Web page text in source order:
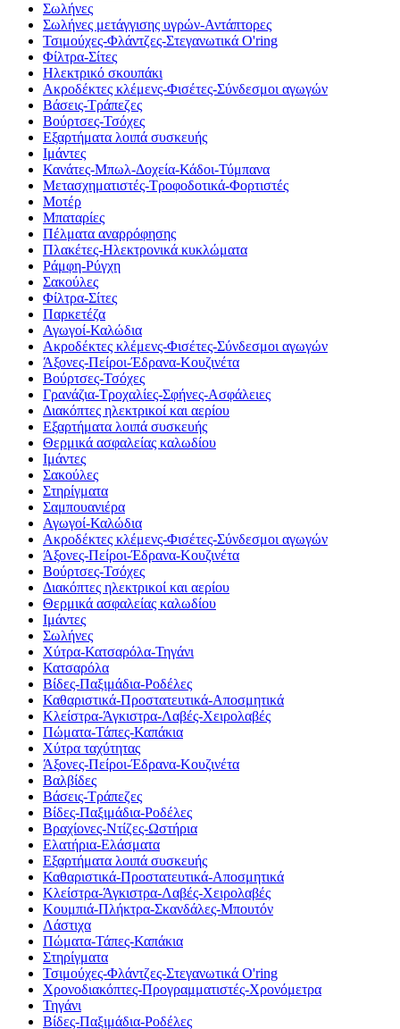
Σωλήνες
Σωλήνες μετάγγισης υγρών-Αντάπτορες
Τσιμούχες-Φλάντζες-Στεγανωτικά O'ring
Φίλτρα-Σίτες
Ηλεκτρικό σκουπάκι
Ακροδέκτες κλέμενς-Φισέτες-Σύνδεσμοι αγωγών
Βάσεις-Τράπεζες
Βούρτσες-Τσόχες
Εξαρτήματα λοιπά συσκευής
Ιμάντες
Κανάτες-Μπωλ-Δοχεία-Κάδοι-Τύμπανα
Μετασχηματιστές-Τροφοδοτικά-Φορτιστές
Μοτέρ
Μπαταρίες
Πέλματα αναρρόφησης
Πλακέτες-Ηλεκτρονικά κυκλώματα
Ράμφη-Ρύγχη
Σακούλες
Φίλτρα-Σίτες
Παρκετέζα
Αγωγοί-Καλώδια
Ακροδέκτες κλέμενς-Φισέτες-Σύνδεσμοι αγωγών
Άξονες-Πείροι-Έδρανα-Κουζινέτα
Βούρτσες-Τσόχες
Γρανάζια-Τροχαλίες-Σφήνες-Ασφάλειες
Διακόπτες ηλεκτρικοί και αερίου
Εξαρτήματα λοιπά συσκευής
Θερμικά ασφαλείας καλωδίου
Ιμάντες
Σακούλες
Στηρίγματα
Σαμπουανιέρα
Αγωγοί-Καλώδια
Ακροδέκτες κλέμενς-Φισέτες-Σύνδεσμοι αγωγών
Άξονες-Πείροι-Έδρανα-Κουζινέτα
Βούρτσες-Τσόχες
Διακόπτες ηλεκτρικοί και αερίου
Θερμικά ασφαλείας καλωδίου
Ιμάντες
Σωλήνες
Χύτρα-Κατσαρόλα-Τηγάνι
Κατσαρόλα
Βίδες-Παξιμάδια-Ροδέλες
Καθαριστικά-Προστατευτικά-Αποσμητικά
Κλείστρα-Άγκιστρα-Λαβές-Χειρολαβές
Πώματα-Τάπες-Καπάκια
Χύτρα ταχύτητας
Άξονες-Πείροι-Έδρανα-Κουζινέτα
Βαλβίδες
Βάσεις-Τράπεζες
Βίδες-Παξιμάδια-Ροδέλες
Βραχίονες-Ντίζες-Ωστήρια
Ελατήρια-Ελάσματα
Εξαρτήματα λοιπά συσκευής
Καθαριστικά-Προστατευτικά-Αποσμητικά
Κλείστρα-Άγκιστρα-Λαβές-Χειρολαβές
Κουμπιά-Πλήκτρα-Σκανδάλες-Μπουτόν
Λάστιχα
Πώματα-Τάπες-Καπάκια
Στηρίγματα
Τσιμούχες-Φλάντζες-Στεγανωτικά O'ring
Χρονοδιακόπτες-Προγραμματιστές-Χρονόμετρα
Τηγάνι
Βίδες-Παξιμάδια-Ροδέλες